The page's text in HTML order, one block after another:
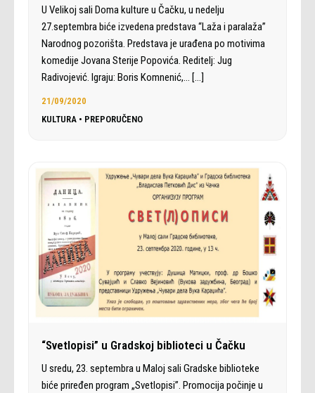
U Velikoj sali Doma kulture u Čačku, u nedelju
27.septembra biće izvedena predstava “Laža i paralaža”
Narodnog pozorišta. Predstava je urađena po motivima
komedije Jovana Sterije Popovića. Reditelj: Jug
Radivojević. Igraju: Boris Komnenić,…
[…]
21/09/2020
KULTURA • PREPORUČENO
“Svetlopisi” u Gradskoj biblioteci u Čačku
U sredu, 23. septembra u Maloj sali Gradske biblioteke
biće priređen program „Svetlopisi”. Promocija počinje u